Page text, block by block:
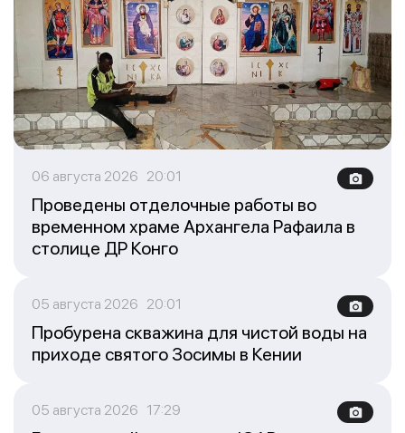
06 августа 2026 20:01
Проведены отделочные работы во
временном храме Архангела Рафаила в
столице ДР Конго
05 августа 2026 20:01
Пробурена скважина для чистой воды на
приходе святого Зосимы в Кении
05 августа 2026 17:29